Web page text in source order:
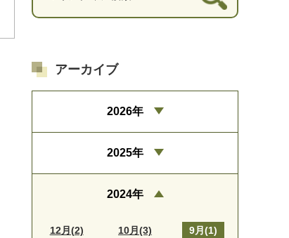
アーカイブ
2026年
2025年
2024年
12月(2) 10月(3) 9月(1)